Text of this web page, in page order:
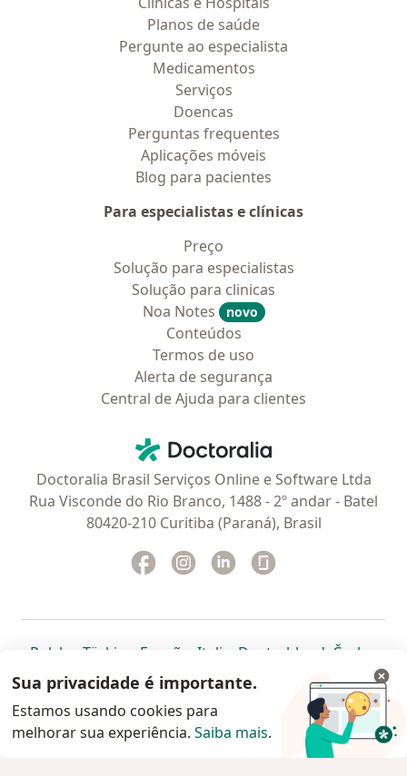
Planos de saúde
Pergunte ao especialista
Medicamentos
Serviços
Doencas
Perguntas frequentes
Aplicações móveis
Blog para pacientes
Para especialistas e clínicas
Preço
Solução para especialistas
Solução para clinicas
Noa Notes
novo
Conteúdos
Termos de uso
Alerta de segurança
Central de Ajuda para clientes
Doctoralia - Homepage
Doctoralia Brasil Serviços Online e Software Ltda
Rua Visconde do Rio Branco, 1488 - 2º andar - Batel
80420-210 Curitiba (Paraná), Brasil
Facebook
abre num novo separador
Instagram
abre num novo separador
Linkedin
abre num novo
Polska abre num novo separador
Türkiye abre num novo separador
España abre num novo separador
Italia abre num novo
Deutschlandabre num
Česko
Portugal abre num novo separador
, México abre num novo separador
, abre num novo separador
Brasil abre num novoabre num
abre
Colombia abre num novo
www.doctoralia.com.br © 2026 - Agende agora sua
Sua privacidade é importante.
Estamos usando cookies para
melhorar sua experiência. Saiba mais.